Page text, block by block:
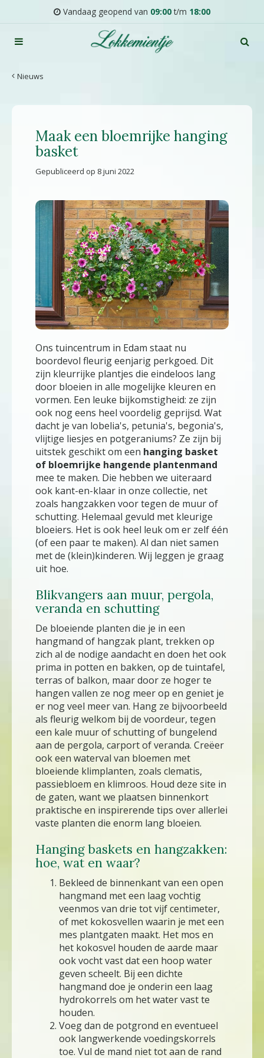
Nieuws
Vandaag geopend van 09:00t/m 18:00
Maak een bloemrijke hanging
basket
Gepubliceerd op 8 juni 2022
Ons tuincentrum in Edam staat nu
boordevol fleurig eenjarig perkgoed. Dit
zijn kleurrijke plantjes die eindeloos lang
door bloeien in alle mogelijke kleuren en
vormen. Een leuke bijkomstigheid: ze zijn
ook nog eens heel voordelig geprijsd. Wat
dacht je van lobelia's, petunia's, begonia's,
vlijtige liesjes en potgeraniums? Ze zijn bij
uitstek geschikt om een hanging basket
of bloemrijke hangende plantenmand
mee te maken. Die hebben we uiteraard
ook kant-en-klaar in onze collectie, net
zoals hangzakken voor tegen de muur of
schutting. Helemaal gevuld met kleurige
bloeiers. Het is ook heel leuk om er zelf één
(of een paar te maken). Al dan niet samen
met de (klein)kinderen. Wij leggen je graag
uit hoe.
Blikvangers aan muur, pergola,
veranda en schutting
De bloeiende planten die je in een
hangmand of hangzak plant, trekken op
zich al de nodige aandacht en doen het ook
prima in potten en bakken, op de tuintafel,
terras of balkon, maar door ze hoger te
hangen vallen ze nog meer op en geniet je
er nog veel meer van. Hang ze bijvoorbeeld
als fleurig welkom bij de voordeur, tegen
een kale muur of schutting of bungelend
aan de pergola, carport of veranda. Creëer
ook een waterval van bloemen met
bloeiende klimplanten, zoals clematis,
passiebloem en klimroos. Houd deze site in
de gaten, want we plaatsen binnenkort
praktische en inspirerende tips over allerlei
vaste planten die enorm lang bloeien.
Hanging baskets en hangzakken:
hoe, wat en waar?
Bekleed de binnenkant van een open
hangmand met een laag vochtig
veenmos van drie tot vijf centimeter,
of met kokosvellen waarin je met een
mes plantgaten maakt. Het mos en
het kokosvel houden de aarde maar
ook vocht vast dat een hoop water
geven scheelt. Bij een dichte
hangmand doe je onderin een laag
hydrokorrels om het water vast te
houden.
Voeg dan de potgrond en eventueel
ook langwerkende voedingskorrels
toe. Vul de mand niet tot aan de rand